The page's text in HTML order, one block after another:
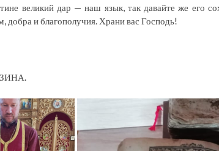
великий дар — наш язык, так давайте же его
добра и благополучия. Храни вас Господь!